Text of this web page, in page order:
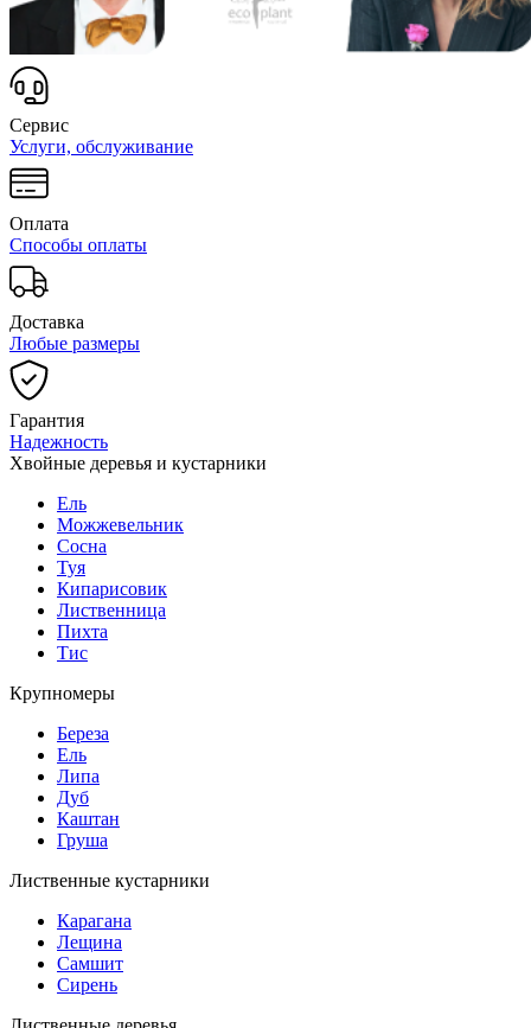
Сервис
Услуги, обслуживание
Оплата
Способы оплаты
Доставка
Любые размеры
Гарантия
Надежность
Хвойные деревья и кустарники
Ель
Можжевельник
Сосна
Туя
Кипарисовик
Лиственница
Пихта
Тис
Крупномеры
Береза
Ель
Липа
Дуб
Каштан
Груша
Лиственные кустарники
Карагана
Лещина
Самшит
Сирень